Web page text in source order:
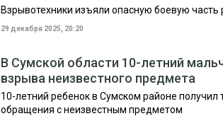
Взрывотехники изъяли опасную боевую часть
29 декабря 2025, 20:20
В Сумской области 10-летний
взрыва неизвестного предмета
10-летний ребенок в Сумском районе
обращения с неизвестным предметом